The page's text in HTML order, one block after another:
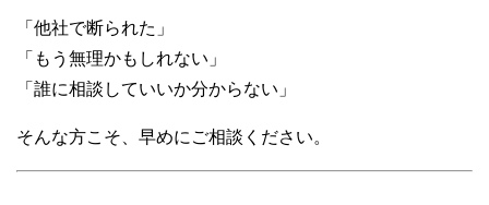
「他社で断られた」
「もう無理かもしれない」
「誰に相談していいか分からない」
そんな方こそ、早めにご相談ください。